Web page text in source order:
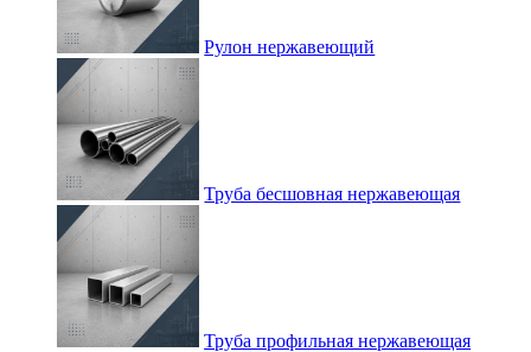
Рулон нержавеющий
Труба бесшовная нержавеющая
Труба профильная нержавеющая